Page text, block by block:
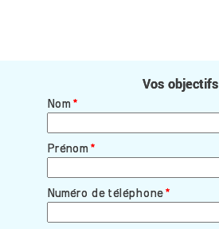
Vos objectifs
Nom *
Prénom *
Numéro de téléphone *
Vos objectifs
Nom *
Prénom *
Numéro de téléphone *